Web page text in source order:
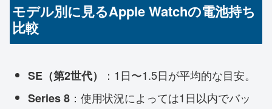
モデル別に見るApple Watchの電池持ち
比較
SE（第2世代）
：1日〜1.5日が平均的な目安。
Series 8：使用状況によっては1日以内でバッ